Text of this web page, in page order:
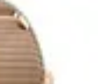
et
de Relaxation